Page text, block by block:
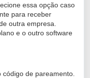
essa opção caso
para receber
outra empresa.
e o outro software
de pareamento.